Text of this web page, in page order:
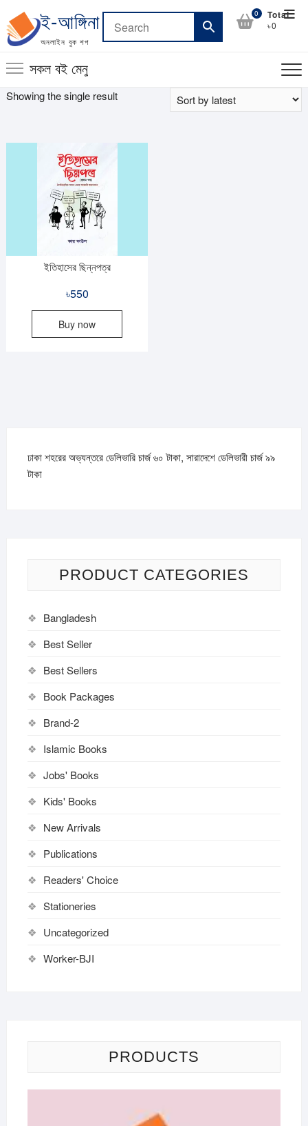
to
content
ই-আঙ্গিনা
অনলাইন বুক শপ
0 Total
৳0
সকল বই মেনু
Showing the single result
ইতিহাসের ছিন্নপত্র
৳550
Buy now
ঢাকা শহরের অভ্যন্তরে ডেলিভারি চার্জ ৬০ টাকা, সারাদেশে ডেলিভারী চার্জ ৯৯
টাকা
PRODUCT CATEGORIES
Bangladesh
Best Seller
Best Sellers
Book Packages
Brand-2
Islamic Books
Jobs' Books
Kids' Books
New Arrivals
Publications
Readers' Choice
Stationeries
Uncategorized
Worker-BJI
PRODUCTS